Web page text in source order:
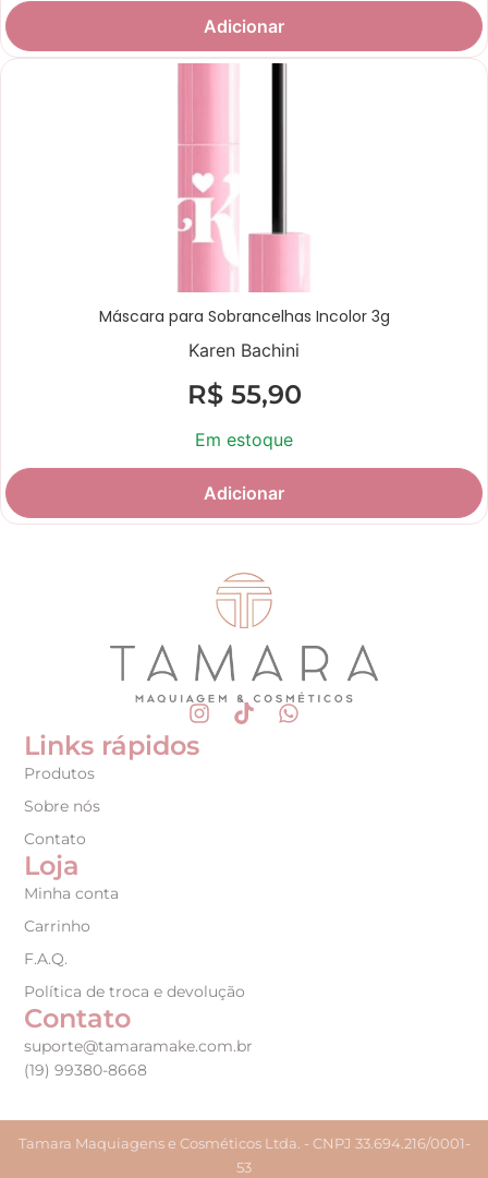
Adicionar
Máscara para Sobrancelhas Incolor 3g
Karen Bachini
R$55,90
Em estoque
Adicionar
Links rápidos
Produtos
Sobre nós
Contato
Loja
Minha conta
Carrinho
F.A.Q.
Política de troca e devolução
Contato
suporte@tamaramake.com.br
(19) 99380-8668
Tamara Maquiagens e Cosméticos Ltda. - CNPJ 33.694.216/0001-
53